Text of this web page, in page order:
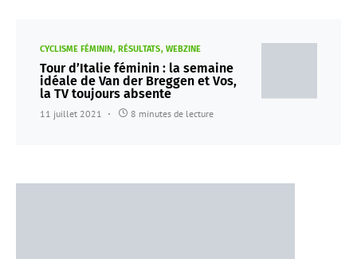
CYCLISME FÉMININ RÉSULTATS WEBZINE
Tour d’Italie féminin : la semaine
idéale de Van der Breggen et Vos,
la TV toujours absente
11 juillet 2021 8 minutes de lecture